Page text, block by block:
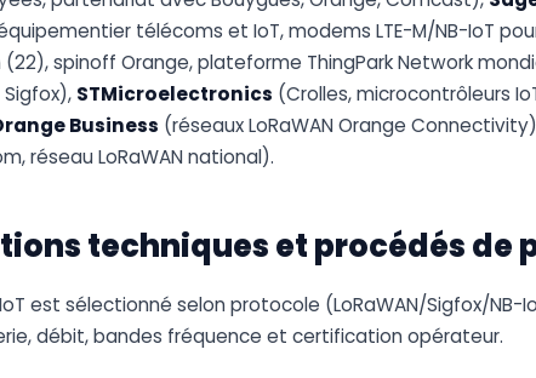
télécoms et IoT, modems LTE-M/NB-IoT
(22), spinoff Orange, plateforme ThingPark Network
STMicroelectronics (Crolles, microcontrôleurs
Business (réseaux LoRaWAN Orange
réseau LoRaWAN national).
techniques et procédés de
est sélectionné selon protocole (LoRaWAN/Sigfox/NB-
débit, bandes fréquence et certification opérateur.